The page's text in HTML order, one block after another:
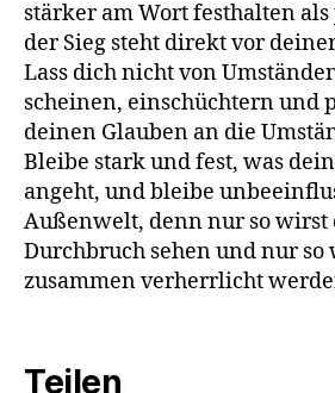
stärker am Wort festhalten als
der Sieg steht direkt vor
Lass dich nicht von
scheinen, einschüchtern und
deinen Glauben an die
Bleibe stark und fest, was
angeht, und bleibe
Außenwelt, denn nur so wirst
Durchbruch sehen und nur so
zusammen verherrlicht
Teilen